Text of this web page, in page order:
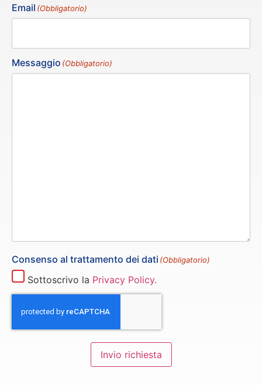
Email (Obbligatorio)
Messaggio (Obbligatorio)
Consenso al trattamento dei dati (Obbligatorio)
Sottoscrivo la Privacy Policy.
Invio richiesta